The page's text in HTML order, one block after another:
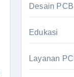
Desain PCB
Edukasi
Layanan